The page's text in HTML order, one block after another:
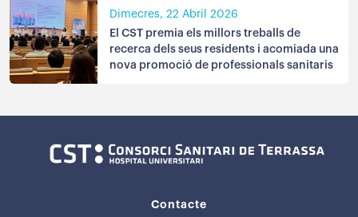
Dimecres, 22 Abril 2026
El CST premia els millors treballs de
recerca dels seus residents i acomiada una
nova promoció de professionals sanitaris
Contacte